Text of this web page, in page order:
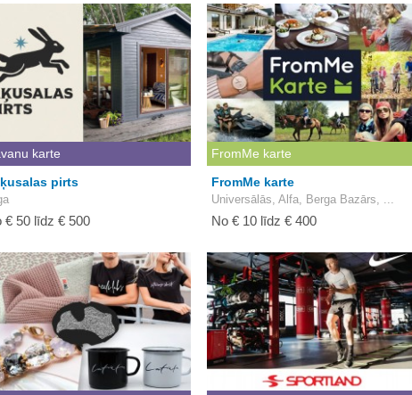
karte
pirts
€ 50 līdz € 500
FromMe karte
FromMe karte
Universālās, Alfa, Berga Bazārs, ...
No € 10 līdz € 400